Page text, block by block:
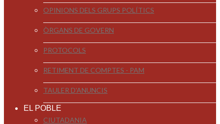
OPINIONS DELS GRUPS POLÍTICS
ÒRGANS DE GOVERN
PROTOCOLS
RETIMENT DE COMPTES - PAM
TAULER D'ANUNCIS
EL POBLE
CIUTADANIA